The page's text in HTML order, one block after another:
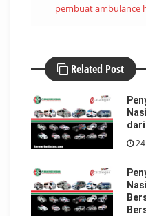
pembuat ambulance
Related Post
dari
24